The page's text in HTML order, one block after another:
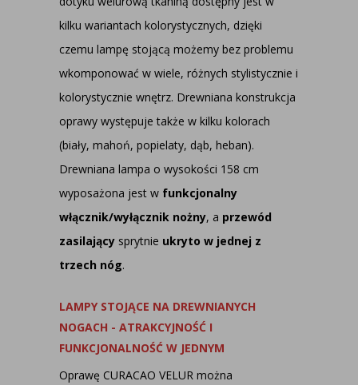
kilku wariantach kolorystycznych, dzięki
czemu lampę stojącą możemy bez problemu
wkomponować w wiele, różnych stylistycznie i
kolorystycznie wnętrz. Drewniana konstrukcja
oprawy występuje także w kilku kolorach
(biały, mahoń, popielaty, dąb, heban).
Drewniana lampa o wysokości 158 cm
wyposażona jest w funkcjonalny
włącznik/wyłącznik nożny, a przewód
zasilający sprytnie ukryto w jednej z
trzech nóg.
LAMPY STOJĄCE NA DREWNIANYCH
NOGACH - ATRAKCYJNOŚĆ I
FUNKCJONALNOŚĆ W JEDNYM
Oprawę CURACAO VELUR można